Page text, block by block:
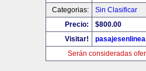
Categorias:
Sin Clasificar
Precio:
$800.00
Visitar!
Serán consideradas